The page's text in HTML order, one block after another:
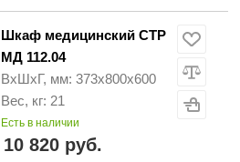
Шкаф медицинский СТР
МД 112.04
ВхШхГ, мм: 373х800х600
Вес, кг: 21
Есть в наличии
10 820 руб.